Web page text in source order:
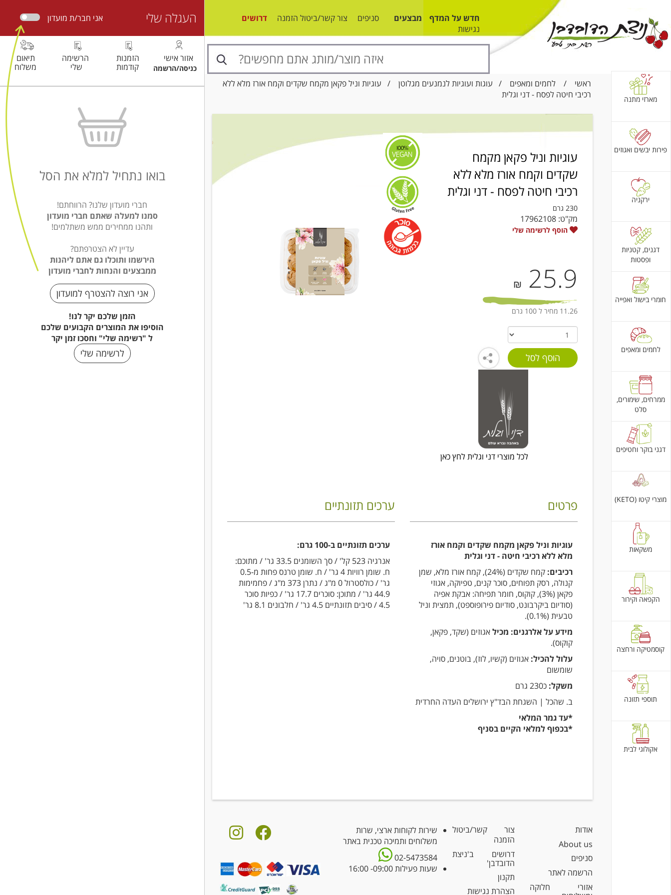
חדש על המדף מבצעים סניפים צור קשר/ביטול הזמנה
דרושים
נגישות
ראשי / לחמים ומאפים / עוגות ועוגיות לנמנעים מגלוטן / עוגיות וניל פקאן מקמח שקדים וקמח אורז מלא ללא
רכיבי חיטה לפסח - דני וגלית
מארזי מתנה
פירות יבשים ואגוזים
ירקניה
דגנים, קטניות
ופסטות
חומרי בישול ואפייה
לחמים ומאפים
ממרחים, שימורים,
סלט
דגני בוקר וחטיפים
מוצרי קיטו (KETO)
משקאות
הקפאה וקירור
קוסמטיקה ורחצה
תוספי תזונה
אקולוגי לבית
עוגיות וניל פקאן מקמח
שקדים וקמח אורז מלא ללא
רכיבי חיטה לפסח - דני וגלית
230 גרם
מק"ט: 17962108
הוסף לרשימה שלי
25.9
₪
11.26 מחיר ל 100 גרם
לכל מוצרי דני וגלית לחץ כאן
פרטים
עוגיות וניל פקאן מקמח שקדים וקמח אורז
מלא ללא רכיבי חיטה - דני וגלית
רכיבים:
קמח שקדים (24%), קמח אורז מלא, שמן
קנולה, רסק תפוחים, סוכר קנים, טפיוקה, אגוזי
פקאן (3%), קוקוס, חומר תפיחה: אבקת אפיה
(סודיום ביקרבונט, סודיום פירופוספט), תמצית וניל
טבעית (0.1%).
מידע על אלרגנים: מכילאגוזים (שקד, פקאן,
קוקוס).
עלול להכיל: אגוזים (קשיו, לוז), בוטנים, סויה,
שומשום
משקל: כ230 גרם
ב. שהכל | השגחת הבד"ץ ירושלים העדה החרדית
*עד גמר המלאי
*בכפוף למלאי הקיים בסניף
ערכים תזונתיים
ערכים תזונתיים ב-100 גרם:
אנרגיה 523 קל' / סך השומנים 33.5 גר' / מתוכם:
ח. שומן רוויות 4 גר' / ח. שומן טרנס פחות מ-0.5
גר' / כולסטרול 0 מ"ג / נתרן 373 מ"ג / פחמימות
44.9 גר' / מתוכן: סוכרים 17.7 גר' / כפיות סוכר
4.5 / סיבים תזונתיים 4.5 גר' / חלבונים 8.1 גר'
אודות
About us
סניפים
הרשמה לאתר
אזורי חלוקה
צור קשר/ביטול
הזמנה
דרושים ב'ניצת
הדובדבן'
תקנון
הצהרת נגישות
שירות לקוחות ארצי, שרות
משלוחים ותמיכה טכנית באתר
02-5473584
שעות פעילות 09:00- 16:00